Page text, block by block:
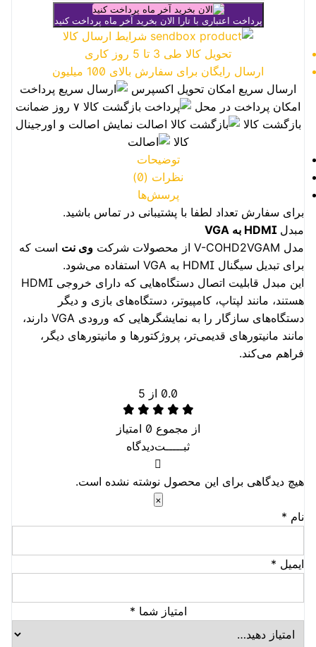
پرداخت اعتباری با تارا الان بخرید آخر ماه پرداخت کنید
شرایط ارسال کالا
تحویل کالا طی 3 تا 5 روز کاری
ارسال رایگان برای سفارش بالای 100 میلیون
ارسال سریع امکان تحویل اکسپرس
پرداخت
امکان پرداخت در محل
بازگشت کالا
۷ روز ضمانت
بازگشت کالا
اصالت نمایش اصالت و اورجینال
کالا
توضیحات
نظرات (0)
پرسش‌ها
برای سفارش تعداد لطفا با پشتیبانی در تماس باشید.
مبدل
مدل V-COHD2VGAM از محصولات شرکت
وی نت است که
برای تبدیل سیگنال HDMI به VGA استفاده می‌شود.
این مبدل قابلیت اتصال دستگاه‌هایی که دارای خروجی HDMI
هستند، مانند لپتاپ، کامپیوتر، دستگاه‌های بازی و دیگر
دستگاه‌های سازگار را به نمایشگرهایی که ورودی VGA دارند،
مانند مانیتورهای قدیمی‌تر، پروژکتورها و مانیتورهای دیگر،
فراهم می‌کند.
0.0 از 5
از مجموع 0 امتیاز
ثبـــــت‌دیدگاه
هیچ دیدگاهی برای این محصول نوشته نشده است.
×
نام *
ایمیل *
امتیاز شما *